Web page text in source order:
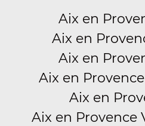
Aix en
Aix en
Aix en
Aix en
Aix en
Aix en Provence